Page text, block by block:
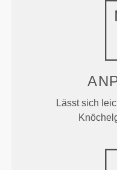
Lässt sich